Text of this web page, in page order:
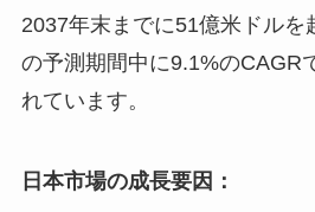
2037年末までに51億米ドルを
の予測期間中に9.1%のCAGR
れています。
日本市場の成長要因：